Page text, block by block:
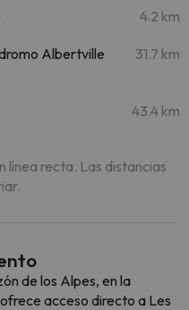
4.2 km
Albertville
31.7 km
43.4 km
línea recta. Las distancias
de los Alpes, en la
acceso directo a Les